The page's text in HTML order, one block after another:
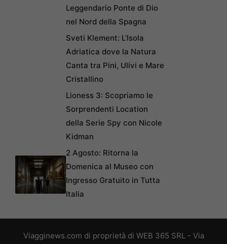
Leggendario Ponte di Dio
nel Nord della Spagna
Sveti Klement: L’Isola
Adriatica dove la Natura
Canta tra Pini, Ulivi e Mare
Cristallino
Lioness 3: Scopriamo le
Sorprendenti Location
della Serie Spy con Nicole
Kidman
2 Agosto: Ritorna la
Domenica al Museo con
Ingresso Gratuito in Tutta
Italia
Viagginews.com di proprietà di WEB 365 SRL - Via